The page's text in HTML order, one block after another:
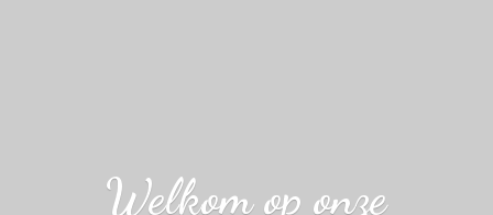
Welkom oponze